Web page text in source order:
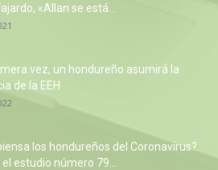
«Allan se está...
vez, un hondureño asumirá la
de la EEH
los hondureños del Coronavirus?
estudio número 79...